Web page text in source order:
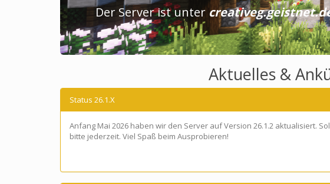
Der Server ist unter
Aktuelles &
Status 26.1.X
Anfang Mai 2026 haben wir den Server auf Version 26.1.2 aktualisiert.
bitte jederzeit. Viel Spaß beim Ausprobieren!